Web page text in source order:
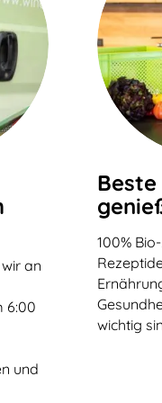
an
6:00
und
100%
wichtig